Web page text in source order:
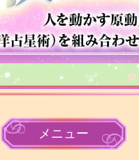
メニュー